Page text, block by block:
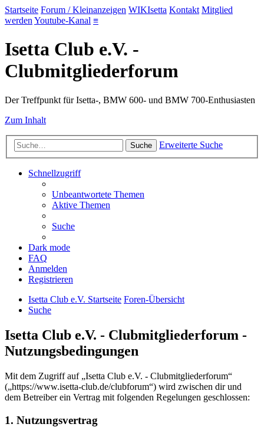
Startseite Forum / Kleinanzeigen WIKIsetta Kontakt Mitglied
werden Youtube-Kanal ≡
Isetta Club e.V. -
Clubmitgliederforum
Der Treffpunkt für Isetta-, BMW 600- und BMW 700-Enthusiasten
Zum Inhalt
Suche Erweiterte Suche
Schnellzugriff
Unbeantwortete Themen
Aktive Themen
Suche
Dark mode
FAQ
Anmelden
Registrieren
Isetta Club e.V. Startseite Foren-Übersicht
Suche
Isetta Club e.V. - Clubmitgliederforum -
Nutzungsbedingungen
Mit dem Zugriff auf „Isetta Club e.V. - Clubmitgliederforum“
(„https://www.isetta-club.de/clubforum“) wird zwischen dir und
dem Betreiber ein Vertrag mit folgenden Regelungen geschlossen:
1. Nutzungsvertrag